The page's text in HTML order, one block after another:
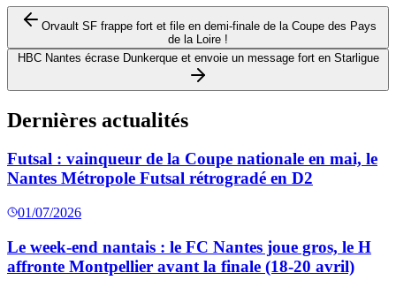
Orvault SF frappe fort et file en demi-finale de la Coupe des Pays
de la Loire !
HBC Nantes écrase Dunkerque et envoie un message fort en Starligue
Dernières actualités
Futsal : vainqueur de la Coupe nationale en mai, le
Nantes Métropole Futsal rétrogradé en D2
01/07/2026
Le week-end nantais : le FC Nantes joue gros, le H
affronte Montpellier avant la finale (18-20 avril)